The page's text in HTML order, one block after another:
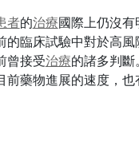
者的治療國際上仍沒
臨床試驗中對於高風
曾接受治療的諸多判斷。
前藥物進展的速度，